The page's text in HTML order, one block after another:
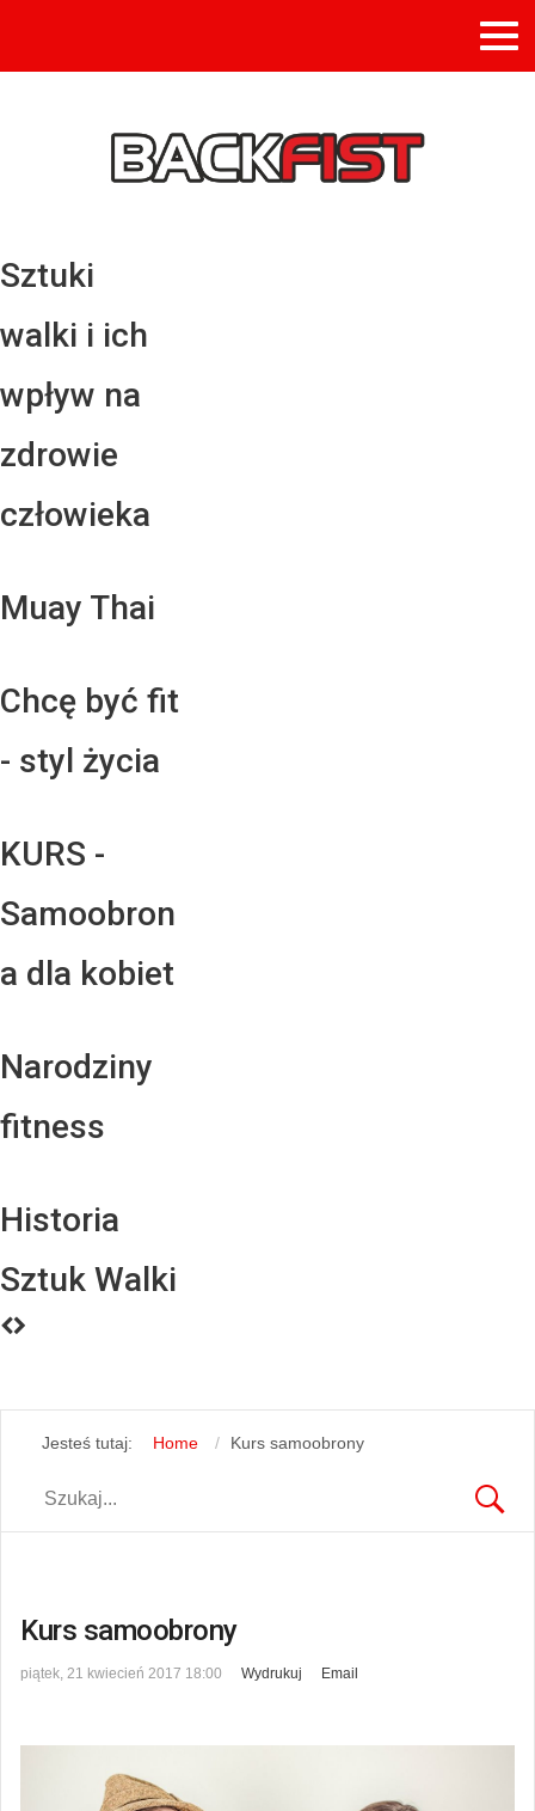
Sztuki
walki i ich
wpływ na
zdrowie
człowieka
Muay Thai
Chcę być fit
- styl życia
KURS -
Samoobron
a dla kobiet
Narodziny
fitness
Historia
Sztuk Walki
Jesteś tutaj: Home Kurs samoobrony
Kurs samoobrony
piątek, 21 kwiecień 2017 18:00 Wydrukuj Email